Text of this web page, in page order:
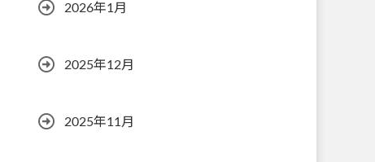
2026年1月
2025年12月
2025年11月